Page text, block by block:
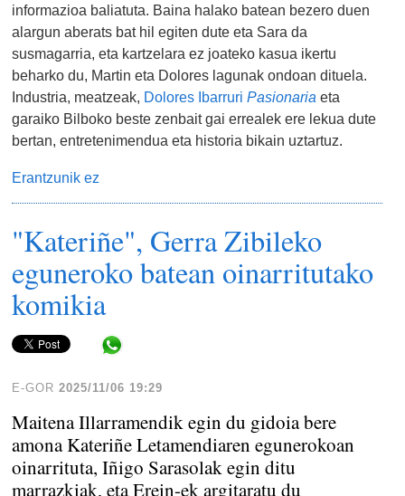
informazioa baliatuta. Baina halako batean bezero duen
alargun aberats bat hil egiten dute eta Sara da
susmagarria, eta kartzelara ez joateko kasua ikertu
beharko du, Martin eta Dolores lagunak ondoan dituela.
Industria, meatzeak, Dolores IbarruriPasionaria eta
garaiko Bilboko beste zenbait gai errealek ere lekua dute
bertan, entretenimendua eta historia bikain uztartuz.
Erantzunik ez
"Kateriñe", Gerra Zibileko
eguneroko batean oinarritutako
komikia
E-GOR 2025/11/06 19:29
Maitena Illarramendik egin du gidoia bere
amona Kateriñe Letamendiaren egunerokoan
oinarrituta, Iñigo Sarasolak egin ditu
marrazkiak, eta Erein-ek argitaratu du